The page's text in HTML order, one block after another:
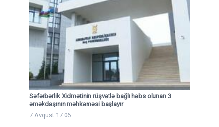
Səfərbərlik Xidmətinin rüşvətlə bağlı həbs olunan 3
əməkdaşının məhkəməsi başlayır
7 Avqust 17:06